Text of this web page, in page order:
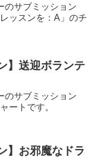
のサブミッション
ッスンを：A」のチ
】送迎ボランテ
のサブミッション
ートです。
】お邪魔なドラ